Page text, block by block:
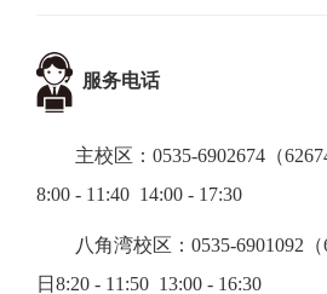
服务电话
主校区：0535-6902674（
8:00 - 11:40 14:00 - 17:30
八角湾校区：0535-6901092
日8:20 - 11:50 13:00 - 16:30